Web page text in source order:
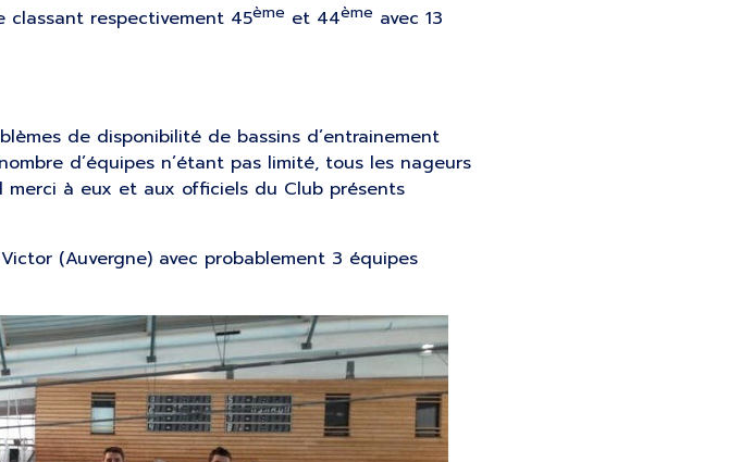
respectivement 45ème et 44ème avec 13
de disponibilité de bassins d’entrainement
d’équipes n’étant pas limité, tous les nageurs
à eux et aux officiels du Club présents
(Auvergne) avec probablement 3 équipes